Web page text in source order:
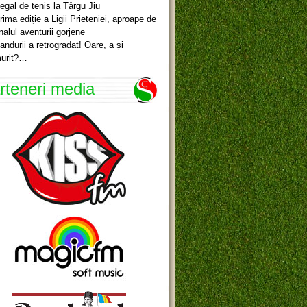
de tenis la Târgu Jiu
ediție a Ligii Prieteniei, aproape de
aventurii gorjene
a retrogradat! Oare, a și
media